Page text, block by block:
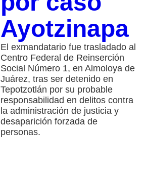
Ayotzinapa
El exmandatario fue trasladado al
Centro Federal de Reinserción
Social Número 1, en Almoloya de
Juárez, tras ser detenido en
Tepotzotlán por su probable
responsabilidad en delitos contra
la administración de justicia y
desaparición forzada de
personas.